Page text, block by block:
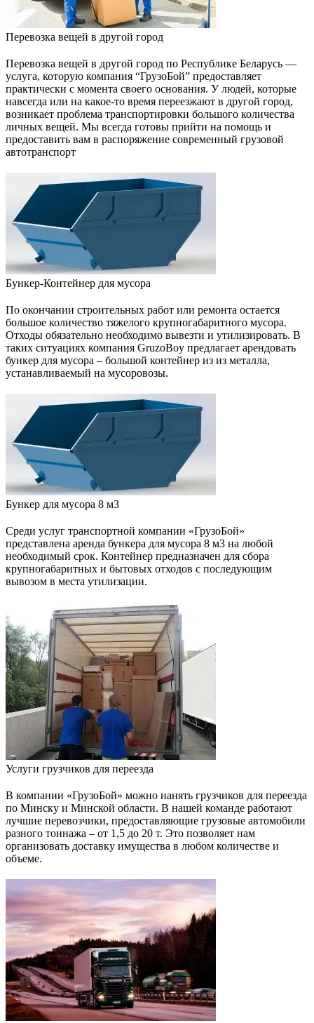
Перевозка вещей в другой город
Перевозка вещей в другой город по Республике Беларусь —
услуга, которую компания “ГрузоБой” предоставляет
практически с момента своего основания. У людей, которые
навсегда или на какое-то время переезжают в другой город,
возникает проблема транспортировки большого количества
личных вещей. Мы всегда готовы прийти на помощь и
предоставить вам в распоряжение современный грузовой
автотранспорт
Бункер-Контейнер для мусора
По окончании строительных работ или ремонта остается
большое количество тяжелого крупногабаритного мусора.
Отходы обязательно необходимо вывезти и утилизировать. В
таких ситуациях компания GruzoBoy предлагает арендовать
бункер для мусора – большой контейнер из из металла,
устанавливаемый на мусоровозы.
Бункер для мусора 8 м3
Среди услуг транспортной компании «ГрузоБой»
представлена аренда бункера для мусора 8 м3 на любой
необходимый срок. Контейнер предназначен для сбора
крупногабаритных и бытовых отходов с последующим
вывозом в места утилизации.
Услуги грузчиков для переезда
В компании «ГрузоБой» можно нанять грузчиков для переезда
по Минску и Минской области. В нашей команде работают
лучшие перевозчики, предоставляющие грузовые автомобили
разного тоннажа – от 1,5 до 20 т. Это позволяет нам
организовать доставку имущества в любом количестве и
объеме.